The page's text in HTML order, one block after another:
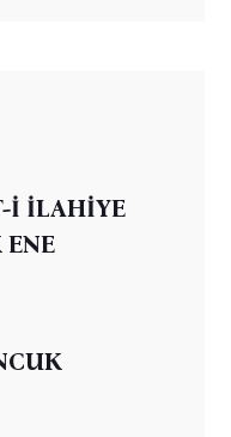
İ İLAHİYE